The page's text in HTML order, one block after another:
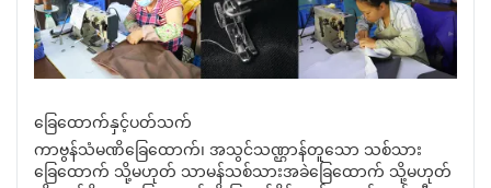
ခြေထောက်နှင့်ပတ်သက်
ကာဗွန်သံမဏိခြေထောက်၊ အသွင်သဏ္ဌာန်တူသော သစ်သား
ခြေထောက် သို့မဟုတ် သာမန်သစ်သားအခဲခြေထောက် သို့မဟုတ်